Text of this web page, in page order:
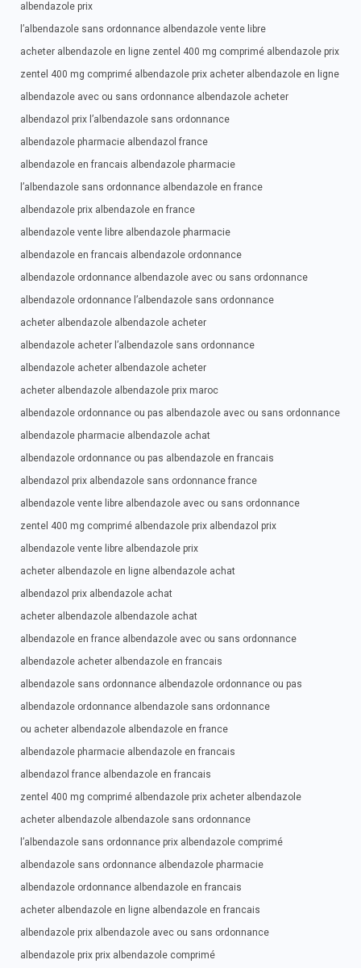
albendazole prix
l’albendazole sans ordonnance albendazole vente libre
acheter albendazole en ligne zentel 400 mg comprimé albendazole prix
zentel 400 mg comprimé albendazole prix acheter albendazole en ligne
albendazole avec ou sans ordonnance albendazole acheter
albendazol prix l’albendazole sans ordonnance
albendazole pharmacie albendazol france
albendazole en francais albendazole pharmacie
l’albendazole sans ordonnance albendazole en france
albendazole prix albendazole en france
albendazole vente libre albendazole pharmacie
albendazole en francais albendazole ordonnance
albendazole ordonnance albendazole avec ou sans ordonnance
albendazole ordonnance l’albendazole sans ordonnance
acheter albendazole albendazole acheter
albendazole acheter l’albendazole sans ordonnance
albendazole acheter albendazole acheter
acheter albendazole albendazole prix maroc
albendazole ordonnance ou pas albendazole avec ou sans ordonnance
albendazole pharmacie albendazole achat
albendazole ordonnance ou pas albendazole en francais
albendazol prix albendazole sans ordonnance france
albendazole vente libre albendazole avec ou sans ordonnance
zentel 400 mg comprimé albendazole prix albendazol prix
albendazole vente libre albendazole prix
acheter albendazole en ligne albendazole achat
albendazol prix albendazole achat
acheter albendazole albendazole achat
albendazole en france albendazole avec ou sans ordonnance
albendazole acheter albendazole en francais
albendazole sans ordonnance albendazole ordonnance ou pas
albendazole ordonnance albendazole sans ordonnance
ou acheter albendazole albendazole en france
albendazole pharmacie albendazole en francais
albendazol france albendazole en francais
zentel 400 mg comprimé albendazole prix acheter albendazole
acheter albendazole albendazole sans ordonnance
l’albendazole sans ordonnance prix albendazole comprimé
albendazole sans ordonnance albendazole pharmacie
albendazole ordonnance albendazole en francais
acheter albendazole en ligne albendazole en francais
albendazole prix albendazole avec ou sans ordonnance
albendazole prix prix albendazole comprimé